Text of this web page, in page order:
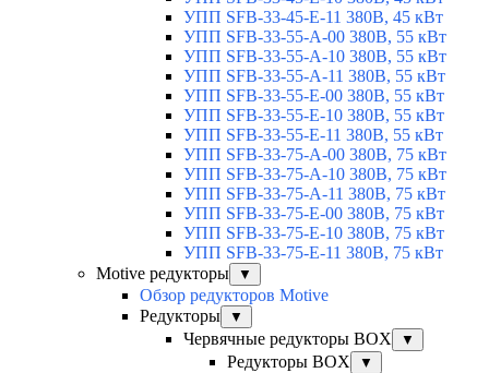
УПП SFB-33-45-E-11 380В, 45 кВт
УПП SFB-33-55-A-00 380В, 55 кВт
УПП SFB-33-55-A-10 380В, 55 кВт
УПП SFB-33-55-A-11 380В, 55 кВт
УПП SFB-33-55-E-00 380В, 55 кВт
УПП SFB-33-55-E-10 380В, 55 кВт
УПП SFB-33-55-E-11 380В, 55 кВт
УПП SFB-33-75-A-00 380В, 75 кВт
УПП SFB-33-75-A-10 380В, 75 кВт
УПП SFB-33-75-A-11 380В, 75 кВт
УПП SFB-33-75-E-00 380В, 75 кВт
УПП SFB-33-75-E-10 380В, 75 кВт
УПП SFB-33-75-E-11 380В, 75 кВт
Motive редукторы
▼
Обзор редукторов Motive
Редукторы
▼
Червячные редукторы BOX ▼
Редукторы BOX ▼